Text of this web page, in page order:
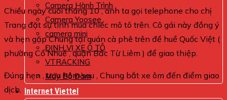
Camera Hành Trình
Camera Yoosee
camera mini
ĐỊNH VỊ XE Ô TÔ
VTRACKING
Máy Bộ Đàm
Internet Viettel
Chiều ngày cuối tháng 10 , anh ta gọi telephone cho chị
Trang đặt sự tình mua chiếc mô tô trên. Cô gái này đồng ý
và hẹn gặp Chung tại quán cà phê trên đề huề Quốc Việt (
phường Cổ Nhuế , quận Bắc Từ Liêm ) để giao thiệp.
Đúng hẹn , trưa hôm sau , Chung bắt xe ôm đến điểm giao
dịch.